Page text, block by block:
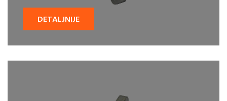
DETALJNIJE